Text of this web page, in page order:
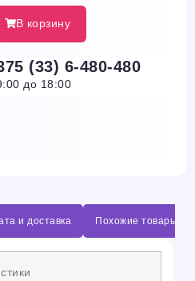
В корзину
(33) 6-480-480
до 18:00
и доставка Похожие товары